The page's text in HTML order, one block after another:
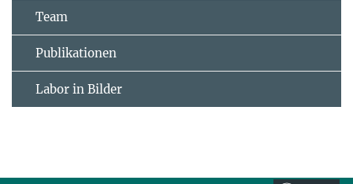
Team
Publikationen
Labor in Bilder